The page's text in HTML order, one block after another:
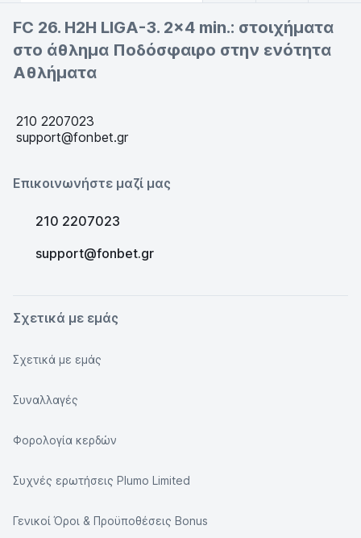
FC 26. H2H LIGA-3. 2x4 min.: στοιχήματα
στο άθλημα Ποδόσφαιρο στην ενότητα
Αθλήματα
210 2207023
support@fonbet.gr
Επικοινωνήστε μαζί μας
210 2207023
support@fonbet.gr
Σχετικά με εμάς
Σχετικά με εμάς
Συναλλαγές
Φορολογία κερδών
Συχνές ερωτήσεις Plumo Limited
Γενικοί Όροι & Προϋποθέσεις Bonus